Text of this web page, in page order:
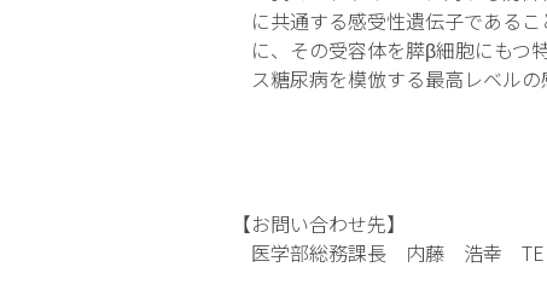
に共通する感受性遺伝子である
に、その受容体を膵β細胞にもつ
ス糖尿病を模倣する最高レベルの
【お問い合わせ先】
医学部総務課長 内藤 浩幸